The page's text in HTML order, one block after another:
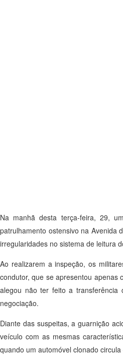
Na manhã desta terça-feira, 29,
patrulhamento ostensivo na Avenida
irregularidades no sistema de leitura
Ao realizarem a inspeção, os
condutor, que se apresentou apenas
alegou não ter feito a transferência
negociação.
Diante das suspeitas, a guarnição
veículo com as mesmas
quando um automóvel clonado